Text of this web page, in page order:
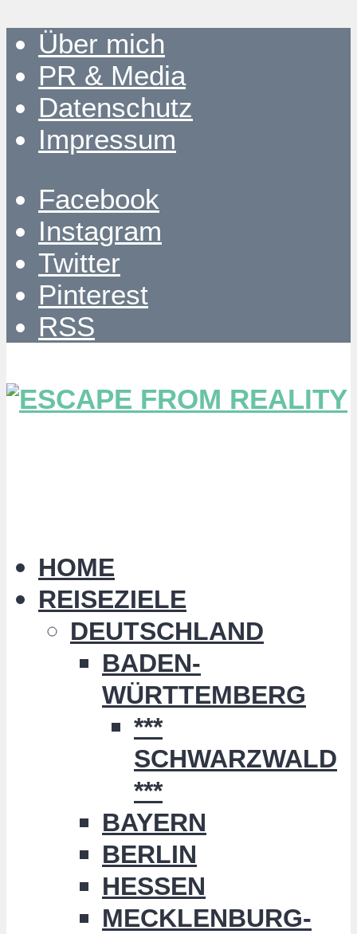
Über mich
PR & Media
Datenschutz
Impressum
Facebook
Instagram
Twitter
Pinterest
RSS
HOME
REISEZIELE
DEUTSCHLAND
BADEN-
WÜRTTEMBERG
***
SCHWARZWALD
***
BAYERN
BERLIN
HESSEN
MECKLENBURG-